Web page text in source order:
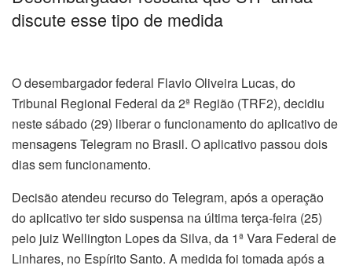
discute esse tipo de medida
O desembargador federal Flavio Oliveira Lucas, do
Tribunal Regional Federal da 2ª Região (TRF2), decidiu
neste sábado (29) liberar o funcionamento do aplicativo de
mensagens Telegram no Brasil. O aplicativo passou dois
dias sem funcionamento.
Decisão atendeu recurso do Telegram, após a operação
do aplicativo ter sido suspensa na última terça-feira (25)
pelo juiz Wellington Lopes da Silva, da 1ª Vara Federal de
Linhares, no Espírito Santo. A medida foi tomada após a